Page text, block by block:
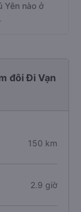
Yên nào ở
đôi Đi Vạn
150 km
2.9 giờ